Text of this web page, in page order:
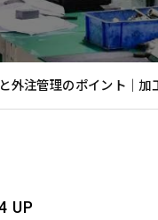
外注管理のポイント｜加
UP